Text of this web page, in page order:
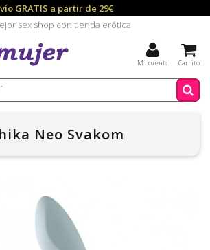
GRATIS a partir de 29€
sex shop con tienda erótica
Carrito
Mi cuenta
Neo Svakom